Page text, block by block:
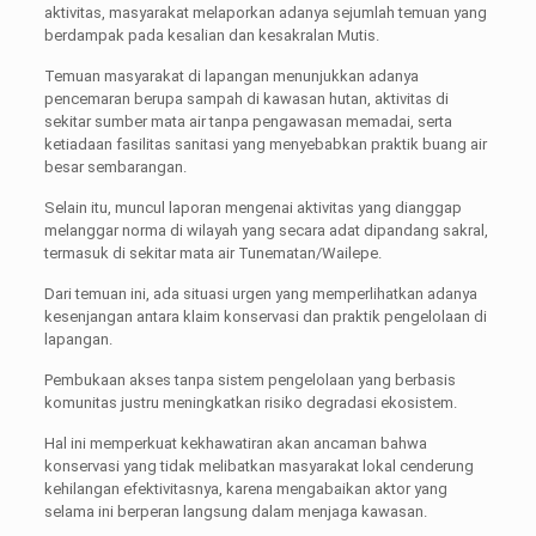
aktivitas, masyarakat melaporkan adanya sejumlah temuan yang
berdampak pada kesalian dan kesakralan Mutis.
Temuan masyarakat di lapangan menunjukkan adanya
pencemaran berupa sampah di kawasan hutan, aktivitas di
sekitar sumber mata air tanpa pengawasan memadai, serta
ketiadaan fasilitas sanitasi yang menyebabkan praktik buang air
besar sembarangan.
Selain itu, muncul laporan mengenai aktivitas yang dianggap
melanggar norma di wilayah yang secara adat dipandang sakral,
termasuk di sekitar mata air Tunematan/Wailepe.
Dari temuan ini, ada situasi urgen yang memperlihatkan adanya
kesenjangan antara klaim konservasi dan praktik pengelolaan di
lapangan.
Pembukaan akses tanpa sistem pengelolaan yang berbasis
komunitas justru meningkatkan risiko degradasi ekosistem.
Hal ini memperkuat kekhawatiran akan ancaman bahwa
konservasi yang tidak melibatkan masyarakat lokal cenderung
kehilangan efektivitasnya, karena mengabaikan aktor yang
selama ini berperan langsung dalam menjaga kawasan.